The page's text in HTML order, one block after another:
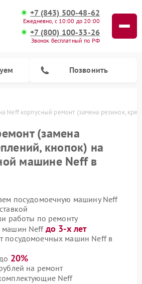
+7 (843) 500-48-62
Ежедневно, с 10:00 до 20:00
+7 (800) 100-33-26
Звонок бесплатный по РФ
Позвонить
Neff корпусный ремонт (замена резинок,
(замена
кнопок) на
машине Neff в
посудомоечную машину Neff
работы по ремонту
машин Neff до 3-х лет
посудомоечных машин Neff в
20%
на ремонт
Neff